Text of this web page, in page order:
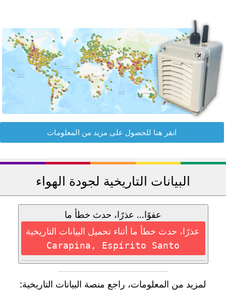
انقر هنا للحصول على مزيد من المعلومات
البيانات التاريخية لجودة الهواء
عفوًا... عذرًا، حدث خطأ ما
عذرًا، حدث خطأ ما أثناء تحميل البيانات التاريخية
Carapina, Espírito Santo
لمزيد من المعلومات، راجع منصة البيانات التاريخية: